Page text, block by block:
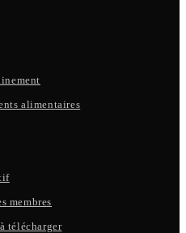
alimentaires
membres
télécharger